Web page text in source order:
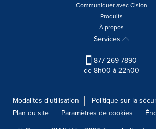
Communiquer avec Cision
Produits
À propos
Services
877-269-7890
de 8h00 à 22h00
Modalités d'utilisation
Politique sur la
Plan du site
Paramètres de cookies